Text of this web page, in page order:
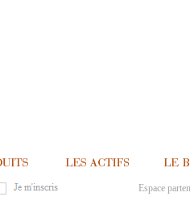
Espace